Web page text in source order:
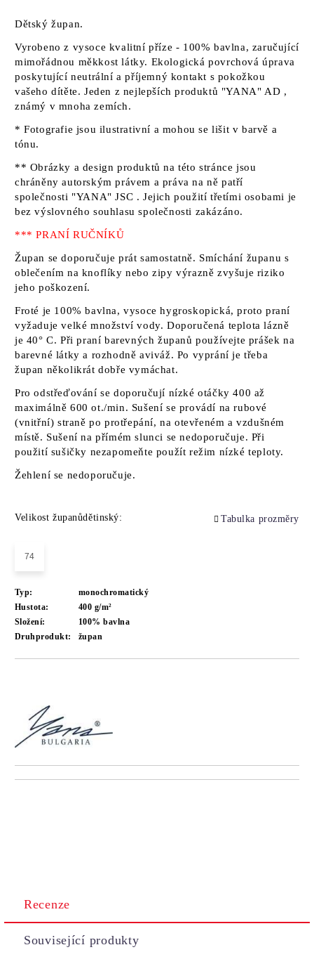
Dětský župan.
Vyrobeno z vysoce kvalitní příze - 100% bavlna, zaručující
mimořádnou měkkost látky. Ekologická povrchová úprava
poskytující neutrální a příjemný kontakt s pokožkou
vašeho dítěte. Jeden z nejlepších produktů "YANA" AD ,
známý v mnoha zemích.
* Fotografie jsou ilustrativní a mohou se lišit v barvě a
tónu.
** Obrázky a design produktů na této stránce jsou
chráněny autorským právem a práva na ně patří
společnosti "YANA" JSC . Jejich použití třetími osobami je
bez výslovného souhlasu společnosti zakázáno.
*** PRANÍ RUČNÍKŮ
Župan se doporučuje prát samostatně. Smíchání županu s
oblečením na knoflíky nebo zipy výrazně zvyšuje riziko
jeho poškození.
Froté je 100% bavlna, vysoce hygroskopická, proto praní
vyžaduje velké množství vody. Doporučená teplota lázně
je 40° C. Při praní barevných županů používejte prášek na
barevné látky a rozhodně aviváž. Po vyprání je třeba
župan několikrát dobře vymáchat.
Pro odstřeďování se doporučují nízké otáčky 400 až
maximálně 600 ot./min. Sušení se provádí na rubové
(vnitřní) straně po protřepání, na otevřeném a vzdušném
místě. Sušení na přímém slunci se nedoporučuje. Při
použití sušičky nezapomeňte použít režim nízké teploty.
Žehlení se nedoporučuje.
Velikost županůdětinský: Tabulka prozměry
74
Typ:
monochromatický
Hustota:
400 g/m²
Složení:
100% bavlna
Druhprodukt:
župan
Recenze
Související produkty